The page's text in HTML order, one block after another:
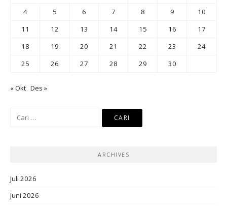
4
5 6 7 8 9
10
11
12 13 14 15 16
17
18
19 20 21 22 23
24
25
26 27 28 29 30
« Okt Des »
ARCHIVES
Juli 2026
Juni 2026